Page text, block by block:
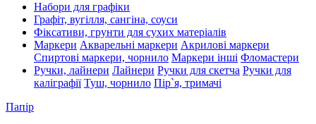
Набори для графіки
Графіт, вугілля, сангіна, соуси
Фіксативи, грунти для сухих матеріалів
Маркери Акварельні маркери Акрилові маркери
Спиртові маркери, чорнило Маркери інші Фломастери
Ручки, лайнери Лайнери Ручки для скетча Ручки для
каліграфії Туш, чорнило Пір`я, тримачі
Папір